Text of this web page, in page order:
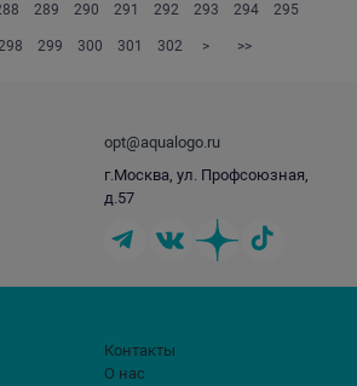
289 290 291 292 293 294 295
299 300 301 302 > >>
Контакты
О нас
opt@aqualogo.ru
г.Москва, ул. Профсоюзная,
д.57